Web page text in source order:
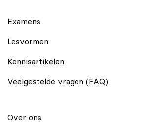
Examens
Lesvormen
Kennisartikelen
Veelgestelde vragen (FAQ)
Over ons